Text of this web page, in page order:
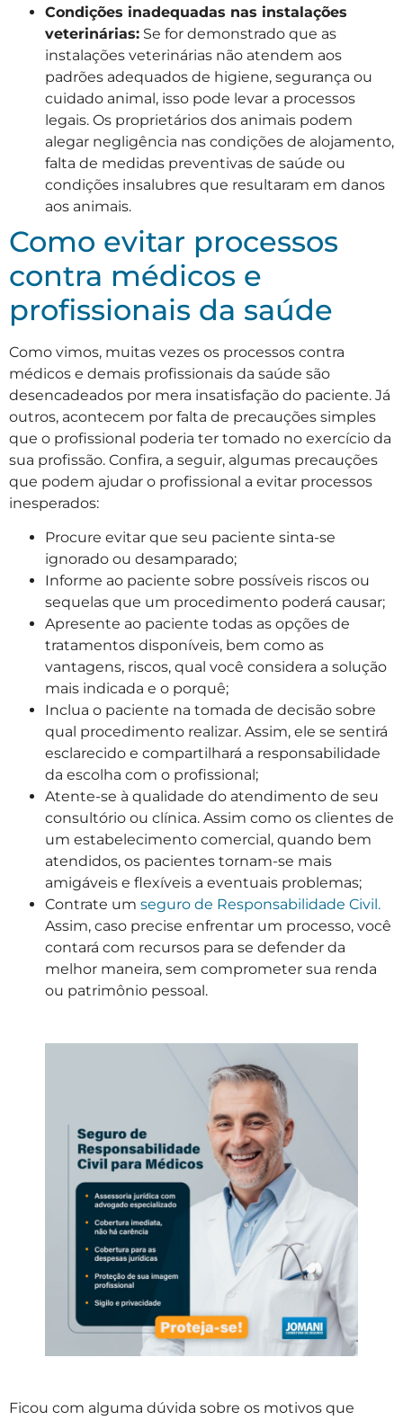
Condições inadequadas nas instalações
veterinárias: Se for demonstrado que as
instalações veterinárias não atendem aos
padrões adequados de higiene, segurança ou
cuidado animal, isso pode levar a processos
legais. Os proprietários dos animais podem
alegar negligência nas condições de alojamento,
falta de medidas preventivas de saúde ou
condições insalubres que resultaram em danos
aos animais.
Como evitar processos
contra médicos e
profissionais da saúde
Como vimos, muitas vezes os processos contra
médicos e demais profissionais da saúde são
desencadeados por mera insatisfação do paciente. Já
outros, acontecem por falta de precauções simples
que o profissional poderia ter tomado no exercício da
sua profissão. Confira, a seguir, algumas precauções
que podem ajudar o profissional a evitar processos
inesperados:
Procure evitar que seu paciente sinta-se
ignorado ou desamparado;
Informe ao paciente sobre possíveis riscos ou
sequelas que um procedimento poderá causar;
Apresente ao paciente todas as opções de
tratamentos disponíveis, bem como as
vantagens, riscos, qual você considera a solução
mais indicada e o porquê;
Inclua o paciente na tomada de decisão sobre
qual procedimento realizar. Assim, ele se sentirá
esclarecido e compartilhará a responsabilidade
da escolha com o profissional;
Atente-se à qualidade do atendimento de seu
consultório ou clínica. Assim como os clientes de
um estabelecimento comercial, quando bem
atendidos, os pacientes tornam-se mais
amigáveis e flexíveis a eventuais problemas;
Contrate um seguro de Responsabilidade Civil.
Assim, caso precise enfrentar um processo, você
contará com recursos para se defender da
melhor maneira, sem comprometer sua renda
ou patrimônio pessoal.
Ficou com alguma dúvida sobre os motivos que